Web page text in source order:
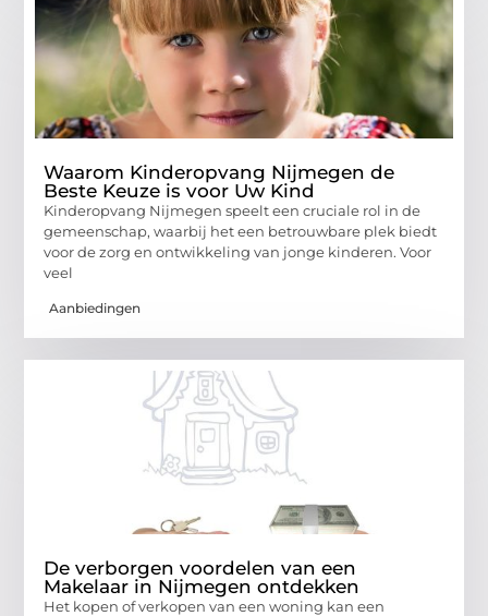
Waarom Kinderopvang Nijmegen de
Beste Keuze is voor Uw Kind
Kinderopvang Nijmegen speelt een cruciale rol in de
gemeenschap, waarbij het een betrouwbare plek biedt
voor de zorg en ontwikkeling van jonge kinderen. Voor
veel
Aanbiedingen
De verborgen voordelen van een
Makelaar in Nijmegen ontdekken
Het kopen of verkopen van een woning kan een